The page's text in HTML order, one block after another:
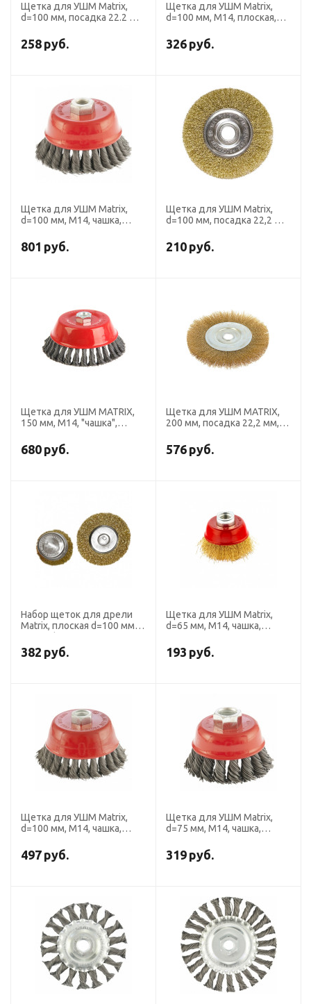
Щетка для УШМ Matrix,
d=100 мм, посадка 22.2 мм,
проволока 0.5 мм
258 руб.
Щетка для УШМ Matrix,
d=100 мм, М14, плоская,
326 руб.
Щетка для УШМ Matrix,
d=100 мм, М14, чашка,
проволока 0.5 мм
801 руб.
Щетка для УШМ Matrix,
d=100 мм, посадка 22,2 мм,
витая проволока
210 руб.
Щетка для УШМ MATRIX,
150 мм, М14, "чашка",
проволока
680 руб.
Щетка для УШМ MATRIX,
200 мм, посадка 22,2 мм,
витая проволока
576 руб.
Набор щеток для дрели
Matrix, плоская d=100 мм,
шпильками, 2 предмета
382 руб.
Щетка для УШМ Matrix,
d=65 мм, М14, чашка,
проволока
193 руб.
Щетка для УШМ Matrix,
d=100 мм, М14, чашка,
мм
497 руб.
Щетка для УШМ Matrix,
d=75 мм, М14, чашка,
мм,
319 руб.